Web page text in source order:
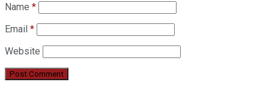
Name *
Email *
Website